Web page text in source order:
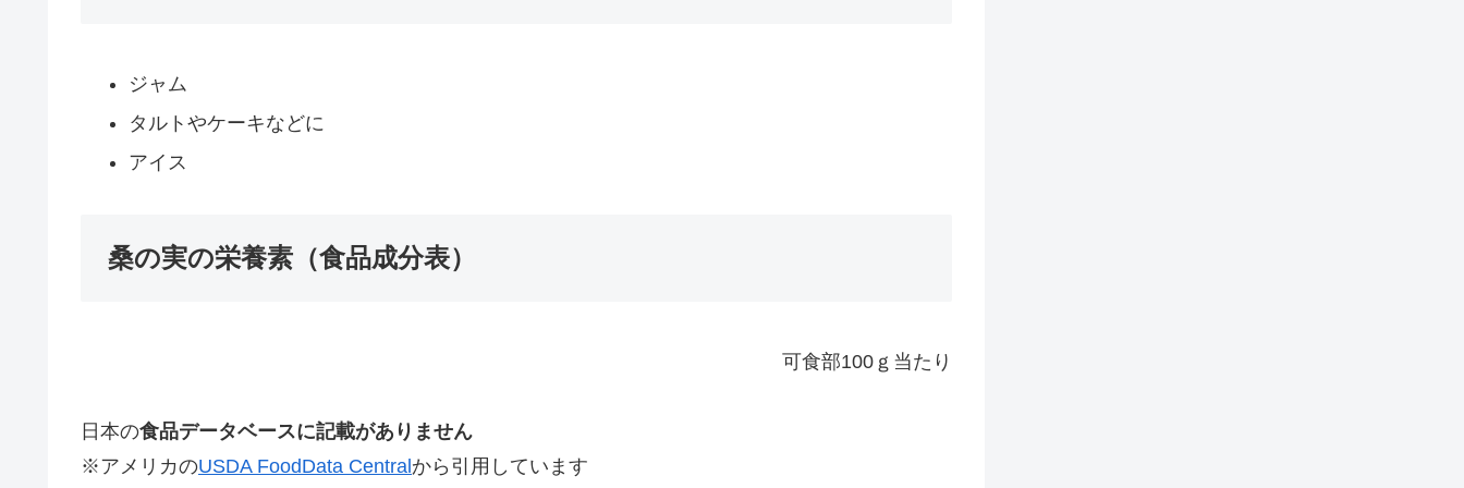
ジャム
タルトやケーキなどに
アイス
桑の実の栄養素（食品成分表）
可食部100ｇ当たり
日本の食品データベースに記載がありません
※アメリカのUSDA FoodData Central から引用しています